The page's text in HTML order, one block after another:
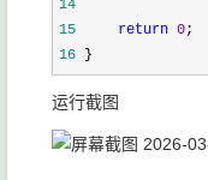
14
15
return 0
16 }
运行截图